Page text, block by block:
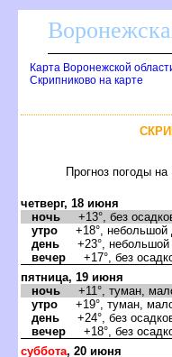
Карта Воронежской
Скрипниково на карте
Прогноз погоды
четверг, 18 июня
ночь +13°, без
утро +18°, небольшой
день +23°, небольшой
ечер +17°, без
пятница, 19 июня
ночь +11°, туман,
утро +19°, туман,
день +24°, без
ечер +18°, без
суббота, 20 июня